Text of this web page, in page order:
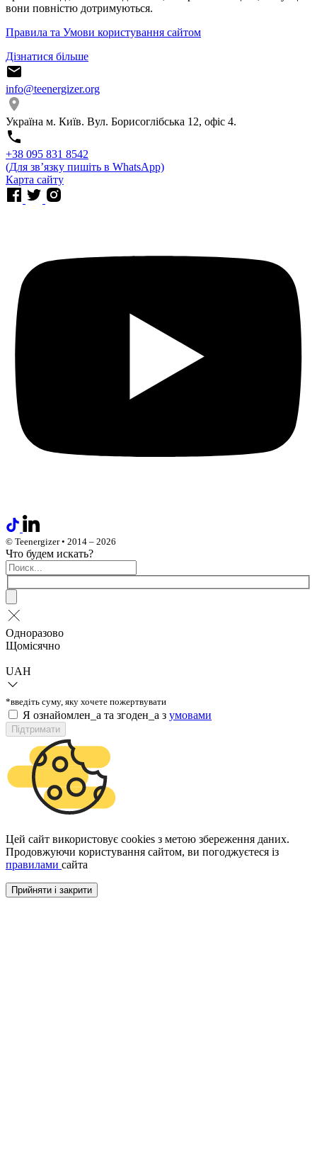
вони повністю дотримуються.
Правила та Умови користування сайтом
Дізнатися більше
info@teenergizer.org
Україна м. Київ. Вул. Борисоглібська 12, офіс 4.
⁨+38 095 831 8542⁩
(Для звʼязку пишіть в WhatsApp)
Карта сайту
© Teenergizer • 2014 – 2026
Что будем искать?
Одноразово
Щомісячно
UAH
*введіть суму, яку хочете пожертвувати
Я ознайомлен_а та згоден_а з умовами
Підтримати
Цей сайт використовує cookies з метою збереження даних.
Продовжуючи користування сайтом, ви погоджуєтеся із
правилами сайта
Прийняти і закрити